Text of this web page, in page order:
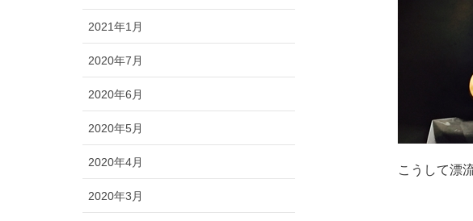
こうして漂
2021年1月
2020年7月
2020年6月
2020年5月
2020年4月
2020年3月